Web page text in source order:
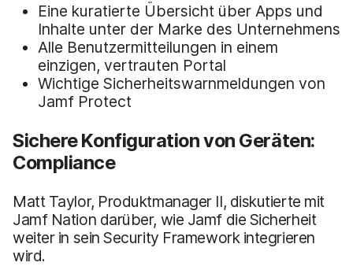
Eine kuratierte Übersicht über Apps und
Inhalte unter der Marke des Unternehmens
Alle Benutzermitteilungen in einem
einzigen, vertrauten Portal
Wichtige Sicherheitswarnmeldungen von
Jamf Protect
Sichere Konfiguration von Geräten:
Compliance
Matt Taylor, Produktmanager II, diskutierte mit
Jamf Nation darüber, wie Jamf die Sicherheit
weiter in sein Security Framework integrieren
wird.